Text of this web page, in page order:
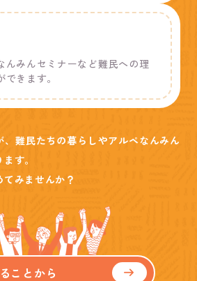
んみんセミナーなど難民への理
きます。
、難民たちの暮らしやアルペなんみん
す。
みませんか？
ことから